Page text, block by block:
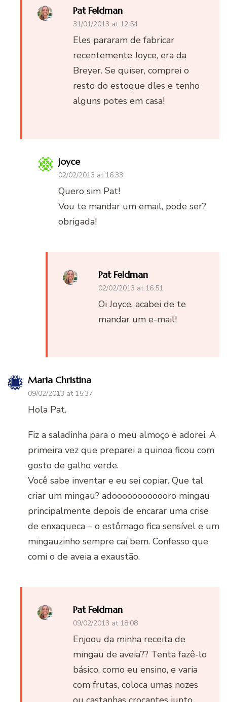
Pat Feldman
31/01/2013 at 12:54
Eles pararam de fabricar
recentemente Joyce, era da
Breyer. Se quiser, comprei o
resto do estoque dles e tenho
alguns potes em casa!
joyce
02/02/2013 at 16:33
Quero sim Pat!
Vou te mandar um email, pode ser?
obrigada!
Pat Feldman
02/02/2013 at 16:51
Oi Joyce, acabei de te
mandar um e-mail!
Maria Christina
09/02/2013 at 15:37
Hola Pat.
Fiz a saladinha para o meu almoço e adorei. A
primeira vez que preparei a quinoa ficou com
gosto de galho verde.
Você sabe inventar e eu sei copiar. Que tal
criar um mingau? adoooooooooooro mingau
principalmente depois de encarar uma crise
de enxaqueca – o estômago fica sensível e um
mingauzinho sempre cai bem. Confesso que
comi o de aveia a exaustão.
Pat Feldman
09/02/2013 at 18:08
Enjoou da minha receita de
mingau de aveia?? Tenta fazê-lo
básico, como eu ensino, e varia
com frutas, coloca umas nozes